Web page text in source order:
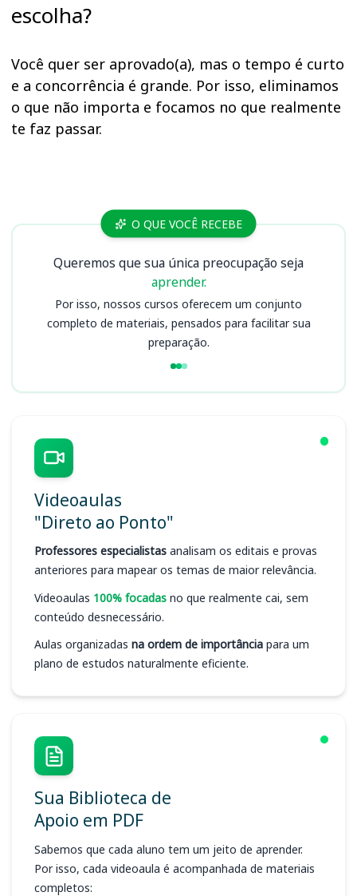
escolha?
Você quer ser aprovado(a), mas o tempo é curto
e a concorrência é grande. Por isso, eliminamos
o que não importa e focamos no que realmente
te faz passar.
Cursos IFAC (AC)O QUE VOCÊ RECEBE
Queremos que sua única preocupação seja
aprender.
Por isso, nossos cursos oferecem um conjunto
completo de materiais, pensados para facilitar sua
preparação.
Videoaulas
"Direto ao Ponto"
Professores especialistas analisam os editais e provas
anteriores para mapear os temas de maior relevância.
Videoaulas 100% focadas no que realmente cai, sem
conteúdo desnecessário.
Aulas organizadas na ordem de importância para um
plano de estudos naturalmente eficiente.
Sua Biblioteca de
Apoio em PDF
Sabemos que cada aluno tem um jeito de aprender.
Por isso, cada videoaula é acompanhada de materiais
completos: